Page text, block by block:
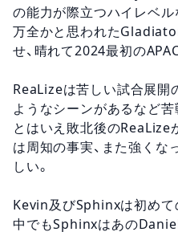
の能力が際立つハイレベル
万全かと思われた
せ、晴れて2024最初の
ReaLizeは苦しい試合展開
ようなシーンがあるなど苦
とはいえ敗北後のReaLize
は周知の事実、また強く
しい。
Kevin及びSphinxは初めて
中でもSphinxはあの